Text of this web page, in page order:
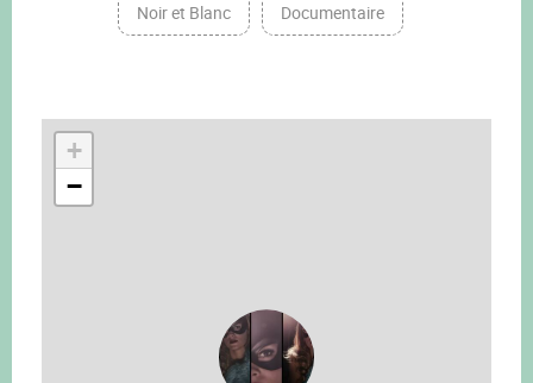
Noir et Blanc Documentaire
+
−